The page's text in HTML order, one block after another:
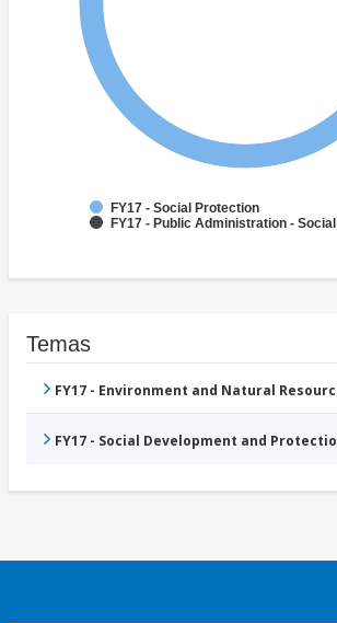
FY17 - Social Protection
FY17 - Public Administration -
Temas
FY17 - Environment and Natural
FY17 - Social Development and